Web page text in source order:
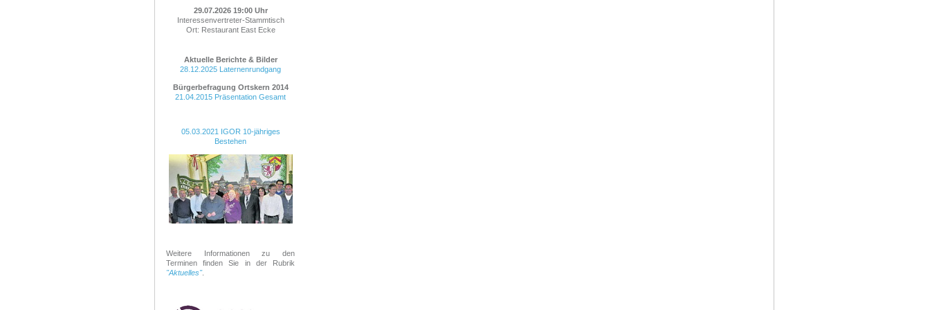
29.07.2026 19:00 Uhr
Interessenvertreter-Stammtisch
Ort: Restaurant East Ecke
Aktuelle Berichte & Bilder
28.12.2025 Laternenrundgang
Bürgerbefragung Ortskern 2014
21.04.2015 Präsentation Gesamt
05.03.2021 IGOR 10-jähriges
Bestehen
Weitere Informationen zu den
Terminen finden Sie in der Rubrik
"Aktuelles".